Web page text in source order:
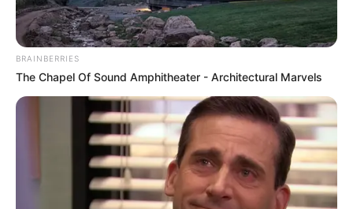
BRAINBERRIES
The Chapel Of Sound Amphitheater - Architectural Marvels